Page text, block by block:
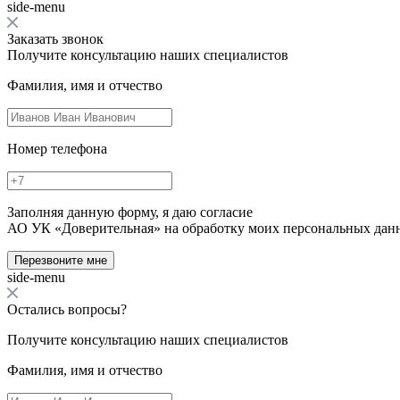
side-menu
Заказать звонок
Получите консультацию наших специалистов
Фамилия, имя и отчество
Номер телефона
Заполняя данную форму, я даю согласие
АО УК «Доверительная» на обработку моих персональных
Перезвоните мне
side-menu
Остались вопросы?
Получите консультацию наших специалистов
Фамилия, имя и отчество